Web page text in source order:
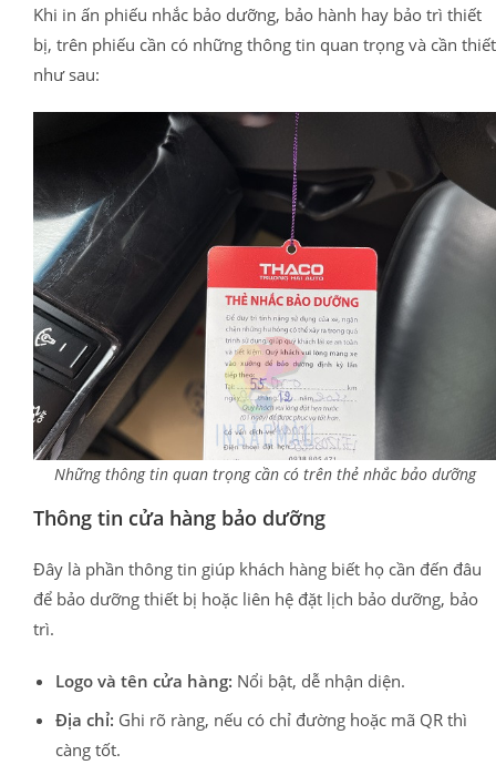
Khi in ấn phiếu nhắc bảo dưỡng, bảo hành hay bảo trì thiết
bị, trên phiếu cần có những thông tin quan trọng và cần thiết
như sau:
Những thông tin quan trọng cần có trên thẻ nhắc bảo dưỡng
Thông tin cửa hàng bảo dưỡng
Đây là phần thông tin giúp khách hàng biết họ cần đến đâu
để bảo dưỡng thiết bị hoặc liên hệ đặt lịch bảo dưỡng, bảo
trì.
Logo và tên cửa hàng: Nổi bật, dễ nhận diện.
Địa chỉ: Ghi rõ ràng, nếu có chỉ đường hoặc mã QR thì
càng tốt.